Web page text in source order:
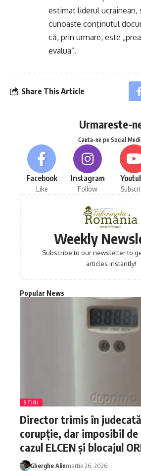
estimat liderul ucrainean,
cunoaşte conţinutul
că, prin urmare, este
evalua”.
Share This Article
Urmareste-
Cauta-ne pe Social
Facebook
Like
Instagram
Follow
Weekly
Subscribe to our newsletter to
articles instantly!
Popular News
STIRI
Director trimis în
corupție, dar imposibil
cazul ELCEN și blocajul
Gherghe Alinmartie 26, 2026